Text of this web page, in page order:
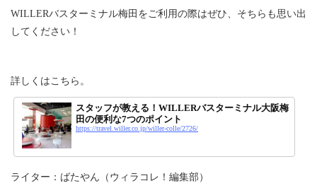
WILLERバスターミナル梅田をご利用の際はぜひ、そちらも思い出
してください！
詳しくはこちら。
スタッフが教える！WILLERバスターミナル大阪梅
田の便利な7つのポイント
https://travel.willer.co.jp/willer-colle/2726/
ライター：ばたやん（ウィラコレ！編集部）